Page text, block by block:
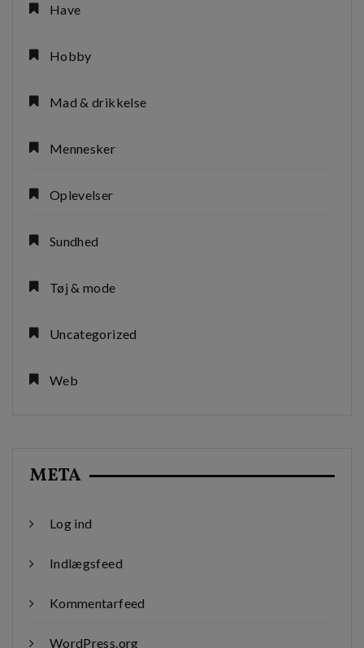
Have
Hobby
Mad & drikkelse
Mennesker
Oplevelser
Sundhed
Tøj & mode
Uncategorized
Web
META
Log ind
Indlægsfeed
Kommentarfeed
WordPress.org